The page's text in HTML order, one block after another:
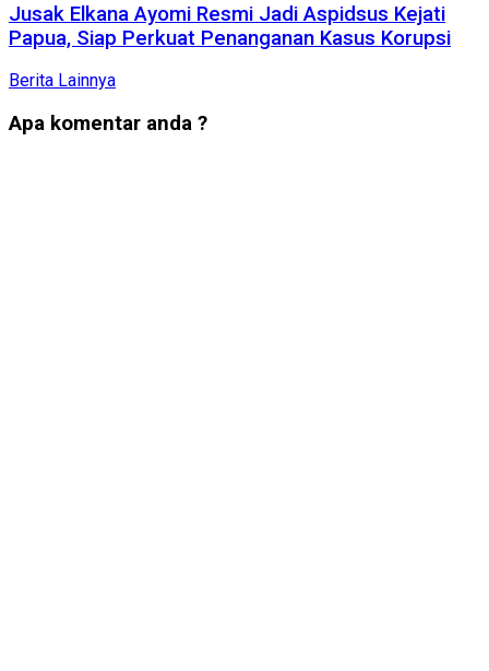
Jusak Elkana Ayomi Resmi Jadi Aspidsus Kejati
Papua, Siap Perkuat Penanganan Kasus Korupsi
Berita Lainnya
Apa komentar anda ?